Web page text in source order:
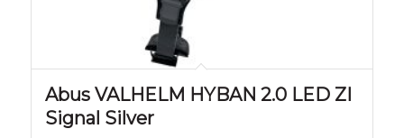
Abus VALHELM HYBAN 2.0 LED ZI
Signal Silver